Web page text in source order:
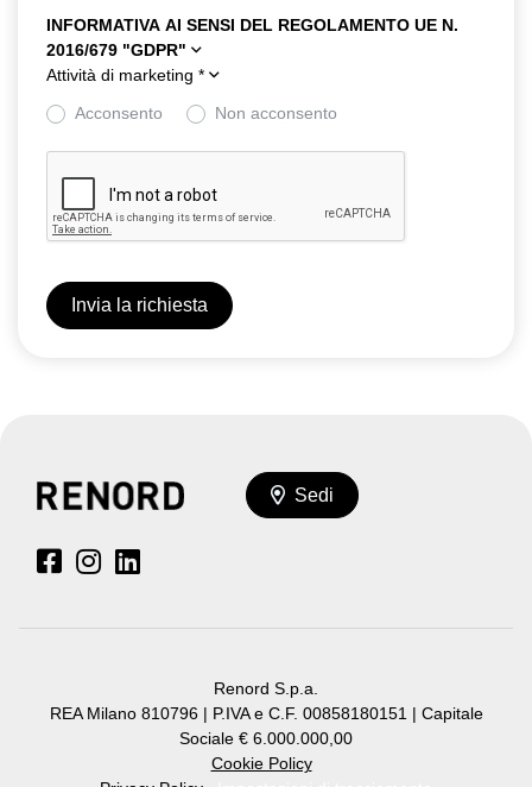
INFORMATIVA AI SENSI DEL REGOLAMENTO UE N.
2016/679 "GDPR"
Attività di marketing *
Acconsento Non acconsento
Sedi
Renord S.p.a.
REA Milano 810796 | P.IVA e C.F. 00858180151 | Capitale
Sociale € 6.000.000,00
Cookie Policy